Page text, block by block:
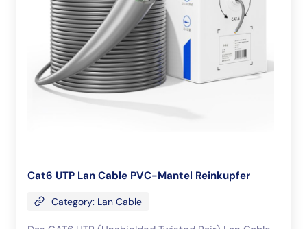
Cat6 UTP Lan Cable PVC-Mantel Reinkupfer
Category: Lan Cable